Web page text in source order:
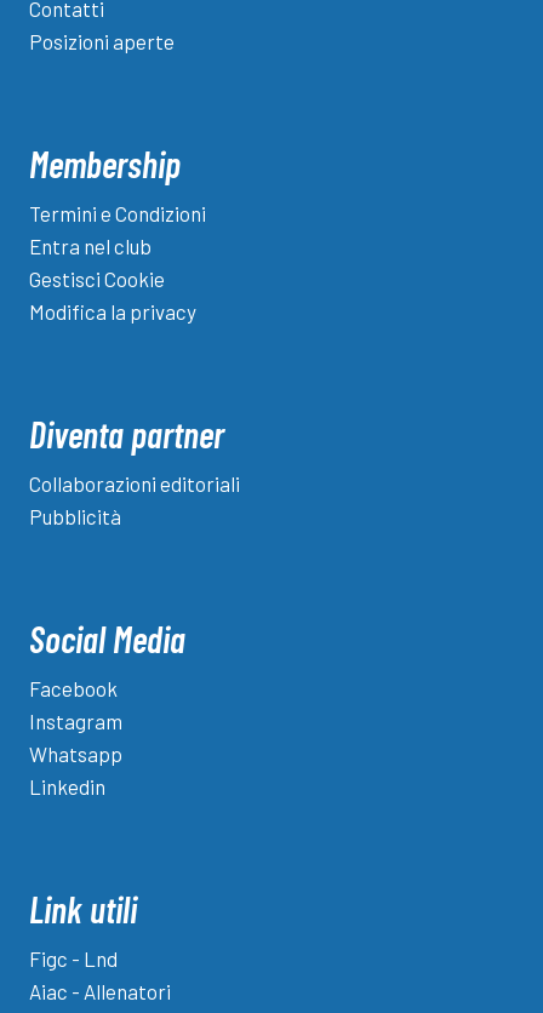
Contatti
Posizioni aperte
Membership
Termini e Condizioni
Entra nel club
Gestisci Cookie
Modifica la privacy
Diventa partner
Collaborazioni editoriali
Pubblicità
Social Media
Facebook
Instagram
Whatsapp
Linkedin
Link utili
Figc - Lnd
Aiac - Allenatori